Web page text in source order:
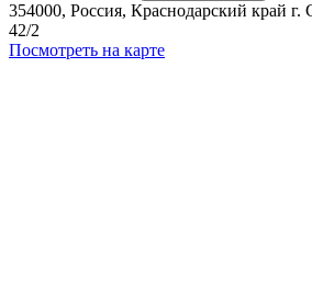
354000, Россия, Краснодарский край г.
42/2
Посмотреть на карте